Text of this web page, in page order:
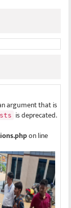
argument that is
is deprecated.
on line